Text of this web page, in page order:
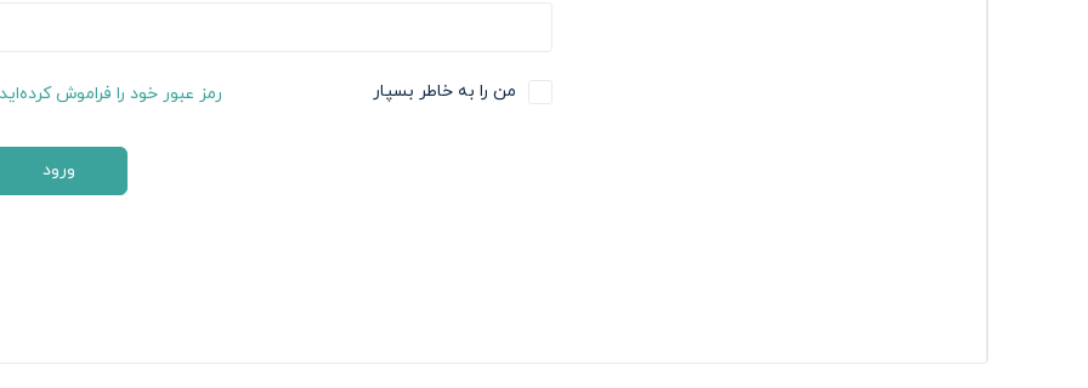
من را به خاطر بسپار رمز عبور خود را فراموش
ورود